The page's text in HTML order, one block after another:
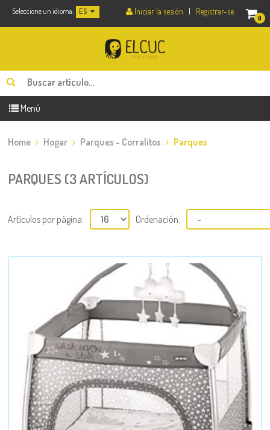
Seleccione un idioma: ES
0
Iniciar la sesión | Registrar-se
Menú
Home Hogar Parques - Corralitos Parques
PARQUES (3 ARTÍCULOS)
Artículos por página: Ordenación: